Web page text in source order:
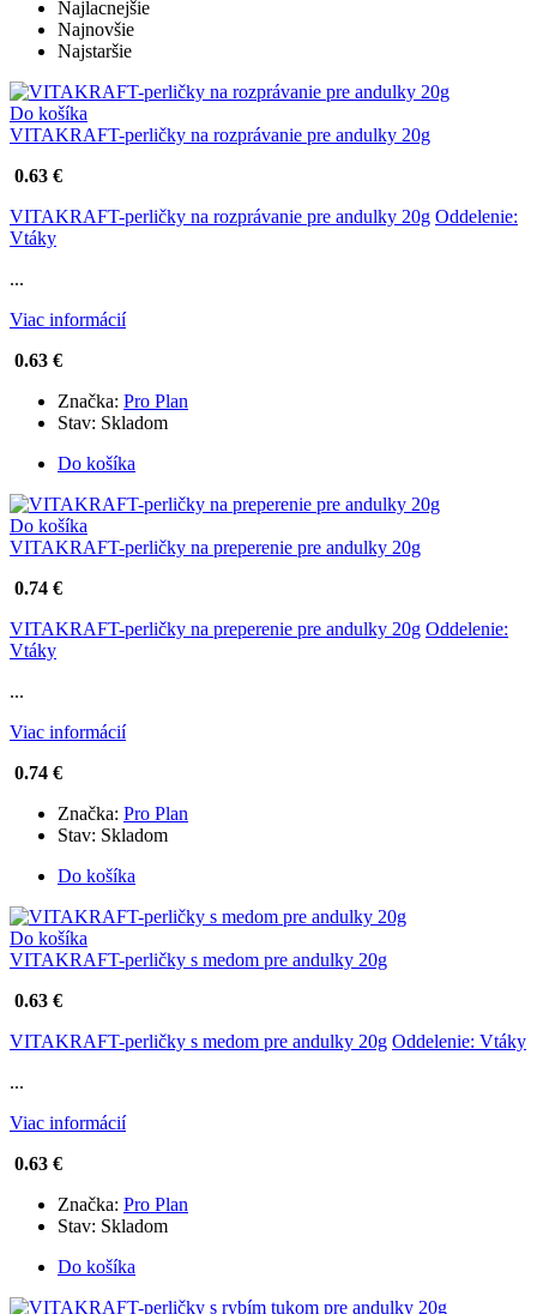
Najlacnejšie
Najnovšie
Najstaršie
Do košíka
VITAKRAFT-perličky na rozprávanie pre andulky 20g
0.63 €
VITAKRAFT-perličky na rozprávanie pre andulky 20g Oddelenie:
Vtáky
...
Viac informácií
0.63 €
Značka: Pro Plan
Stav: Skladom
Do košíka
Do košíka
VITAKRAFT-perličky na preperenie pre andulky 20g
0.74 €
VITAKRAFT-perličky na preperenie pre andulky 20g Oddelenie:
Vtáky
...
Viac informácií
0.74 €
Značka: Pro Plan
Stav: Skladom
Do košíka
Do košíka
VITAKRAFT-perličky s medom pre andulky 20g
0.63 €
VITAKRAFT-perličky s medom pre andulky 20g Oddelenie: Vtáky
...
Viac informácií
0.63 €
Značka: Pro Plan
Stav: Skladom
Do košíka